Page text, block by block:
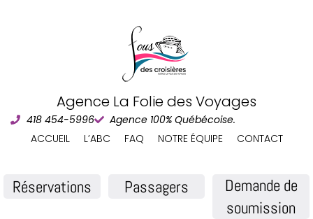
Agence La Folie des Voyages
418 454-5996
Agence 100% Québécoise.
ACCUEIL
L’ABC FAQ NOTRE ÉQUIPE CONTACT
Réservations Passagers
Demande de
soumission